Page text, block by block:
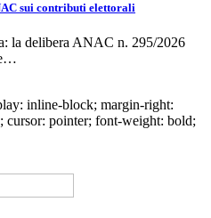
sui contributi elettorali
la delibera ANAC n. 295/2026
inline-block; margin-right:
pointer; font-weight: bold;